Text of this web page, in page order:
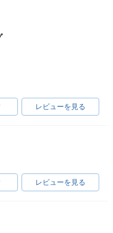
レビューを見る
レビューを見る